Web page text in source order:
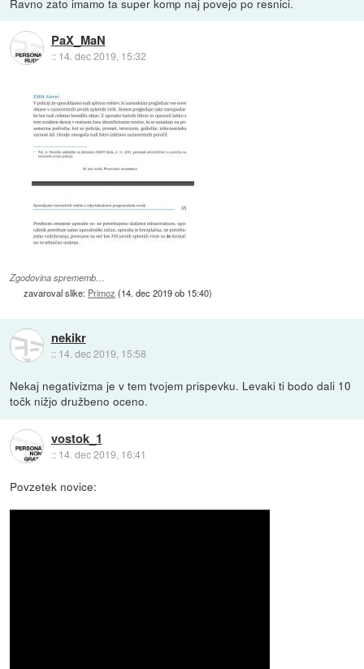
PaX_MaN
:: 14. dec 2019, 15:32
Zgodovina sprememb…
zavaroval slike: Primoz (14. dec 2019 ob 15:40)
nekikr
:: 14. dec 2019, 15:58
Nekaj negativizma je v tem tvojem prispevku. Levaki ti bodo dali 10
točk nižjo družbeno oceno.
vostok_1
:: 14. dec 2019, 16:41
Povzetek novice: